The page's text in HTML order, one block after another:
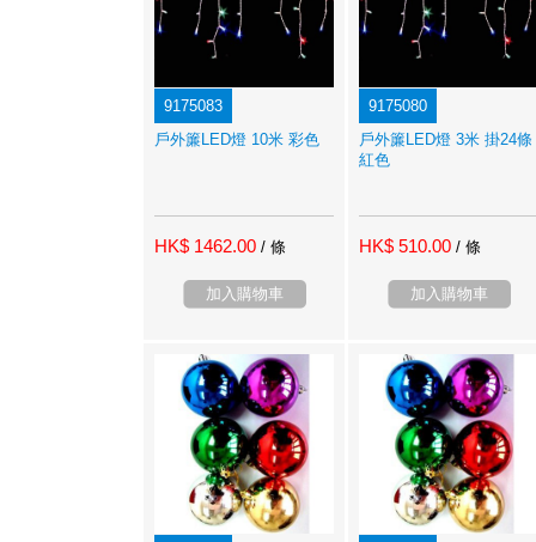
9175083
戶外簾LED燈 10米 彩色
HK$ 1462.00 / 條
加入購物車
9175080
戶外簾LED燈 3米 掛24條
紅色
HK$ 510.00 / 條
加入購物車